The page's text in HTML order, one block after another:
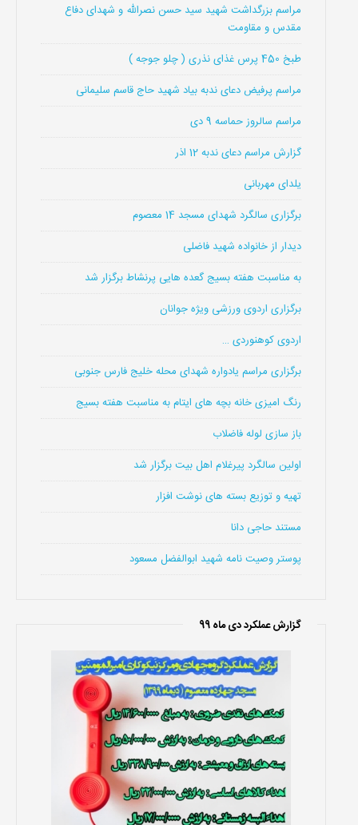
مراسم بزرگداشت شهید سید حسن نصرالله و شهدای دفاع
مقدس و مقاومت
طبخ 450 پرس غذای نذری ( چلو جوجه )
مراسم پرفیض دعای ندبه بیاد شهید حاج قاسم سلیمانی
مراسم سالروز حماسه 9 دی
گزارش مراسم دعای ندبه 12 اذر
یلدای مهربانی
برگزاری سالگرد شهدای مسجد 14 معصوم
دیدار از خانواده شهید فاضلی
به مناسبت هفته بسیج گعده هایی پرنشاط برگزار شد
برگزاری اردوی ورزشی ویژه جوانان
اردوی کوهنوردی …
برگزاری مراسم یادواره شهدای محله خلیج فارس جنوبی
رنگ امیزی خانه بچه های ایتام به مناسبت هفته بسیج
باز سازی لوله فاضلاب
اولین سالگرد پیرغلام اهل بیت برگزار شد
تهیه و توزیع بسته های نوشت افزار
مستند حاجی دانا
پوستر وصیت نامه شهید ابوالفضل مسعود
گزارش عملکرد دی ماه 99